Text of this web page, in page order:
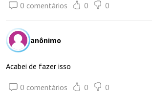
0 comentários 0 0
anônimo
Acabei de fazer isso
0 comentários 0 0